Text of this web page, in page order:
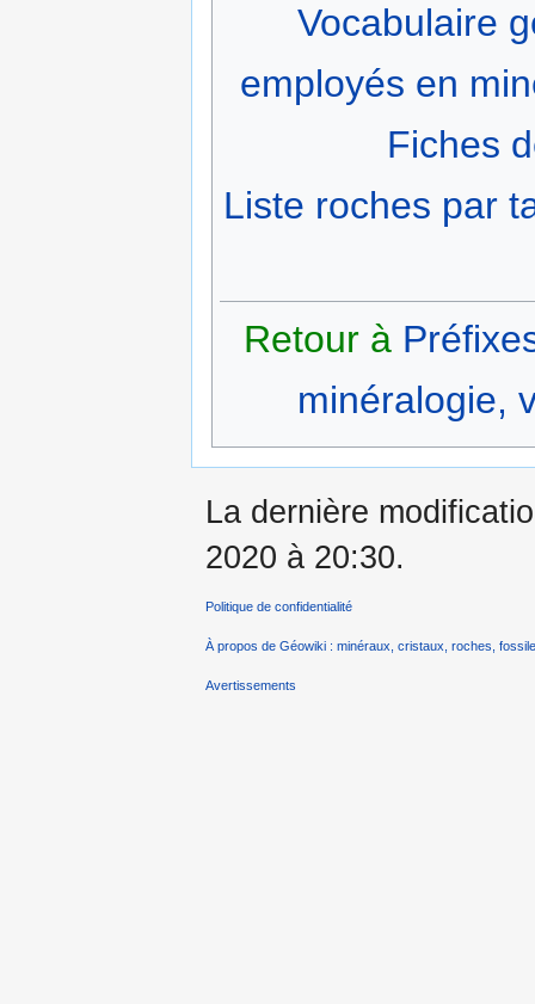
Vocabulaire
employés en
Fiches
Liste roches par
Retour à
minéralogie,
La dernière
2020 à 20:30.
Politique de confidentialité
À propos de Géowiki : minéraux, cristaux, roches,
Avertissements